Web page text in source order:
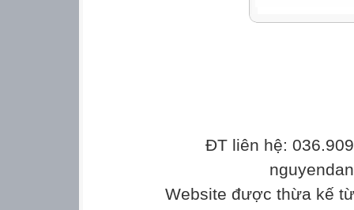
ĐT liên hệ:
Website được thừa kế